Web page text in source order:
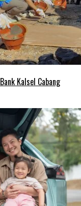
Kalsel Cabang